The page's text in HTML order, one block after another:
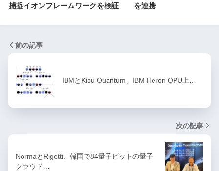
捕捉イオンフレームワークを検証
を連携
前の記事
IBMとKipu Quantum、IBM Heron QPU上…
次の記事
NormaとRigetti、韓国で84量子ビットの量子
クラウド…